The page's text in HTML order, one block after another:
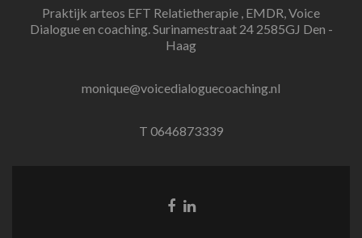
Praktijk arteos EFT Relatietherapie , EMDR, Voice
Dialogue en coaching. Surinamestraat 24 2585GJ Den -
Haag
monique@voicedialoguecoaching.nl
T 0646873339
Facebook
Linkedin